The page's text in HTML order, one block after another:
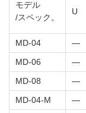
モデル
/スペック。
U
MD-04
—
MD-06
—
MD-08
—
MD-04-M
—